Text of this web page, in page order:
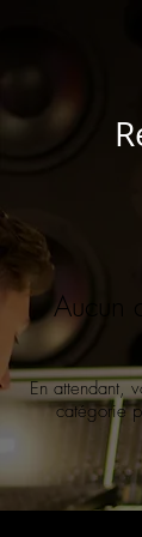
Aucun
En attendant,
catégorie